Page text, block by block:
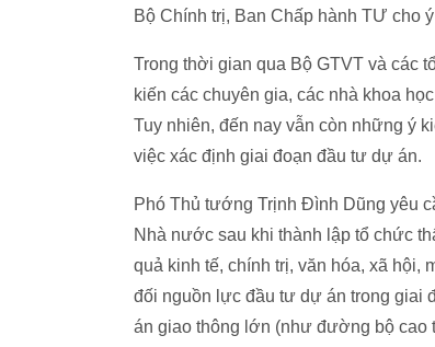
Bộ Chính trị, Ban Chấp hành TƯ cho
Trong thời gian qua Bộ GTVT và các
kiến các chuyên gia, các nhà khoa
Tuy nhiên, đến nay vẫn còn những ý
việc xác định giai đoạn đầu tư dự án.
Phó Thủ tướng Trịnh Đình Dũng yêu
Nhà nước sau khi thành lập tổ chức
quả kinh tế, chính trị, văn hóa, xã hội,
đối nguồn lực đầu tư dự án trong giai
án giao thông lớn (như đường bộ cao